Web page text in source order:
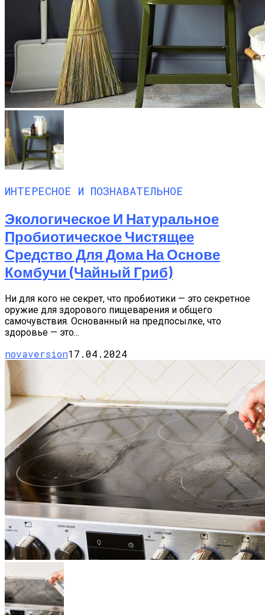
ИНТЕРЕСНОЕ И ПОЗНАВАТЕЛЬНОЕ
Экологическое И Натуральное
Пробиотическое Чистящее
Средство Для Дома На Основе
Комбучи (чайный Гриб)
Ни для кого не секрет, что пробиотики — это секретное
оружие для здорового пищеварения и общего
самочувствия. Основанный на предпосылке, что
здоровье — это...
novaversion17.04.2024